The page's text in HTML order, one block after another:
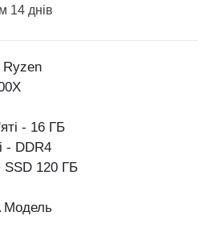
14 днів
Ryzen
- 16 ГБ
- DDR4
120 ГБ
Модель